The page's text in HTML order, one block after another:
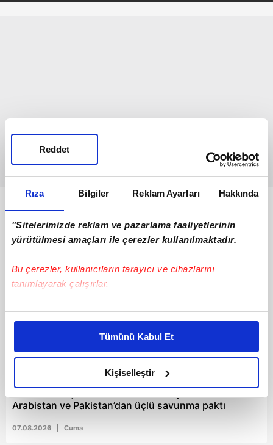
Rıza Bilgiler Reklam Ayarları Hakkında
"Sitelerimizde reklam ve pazarlama faaliyetlerinin
yürütülmesi amaçları ile çerezler kullanılmaktadır.
Bu çerezler, kullanıcıların tarayıcı ve cihazlarını
tanımlayarak çalışırlar.
Bu çerezlere izin vermeniz halinde sizlere özel
daha iyi reklam deneyimi yaşatabiliriz. Bunu yaparken
amacımızın size daha iyi bir reklam deneyimi sunmak
olduğunu ve sizlere en iyi içerikleri sunabilmek adına
elimizden gelen çabayı gösterdiğimizi ve bu noktada,
reklamların maliyetlerimizi karşılamak noktasında tek gelir
Tümünü Kabul Et
Kişiselleştir
Reddet
Bunlar da Var
Arabistan ve Pakistan’dan üçlü savunma paktı
07.08.2026 Cuma